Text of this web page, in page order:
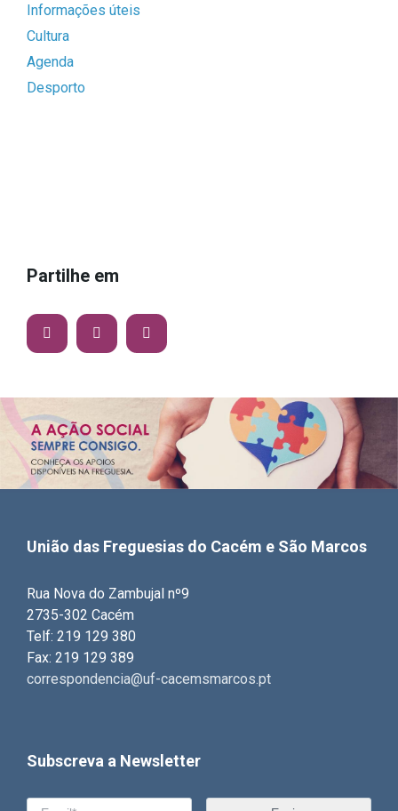
Informações úteis
Cultura
Agenda
Desporto
Partilhe em
União das Freguesias do Cacém e São Marcos
Rua Nova do Zambujal nº9
2735-302 Cacém
Telf: 219 129 380
Fax: 219 129 389
correspondencia@uf-cacemsmarcos.pt
Subscreva a Newsletter